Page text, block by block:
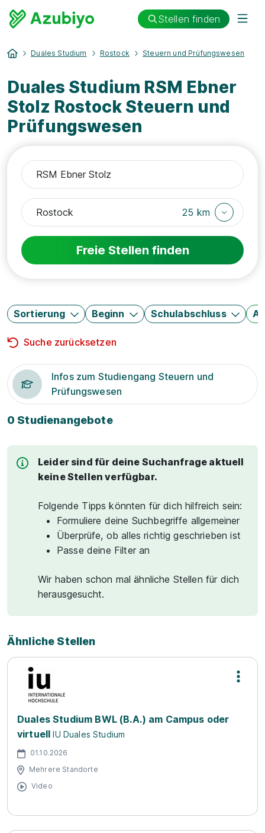
Stellen finden
Duales Studium Rostock Steuern und Prüfungswesen
Duales Studium RSM Ebner
Stolz Rostock Steuern und
Prüfungswesen
25 km
Freie Stellen finden
Sortierung Beginn Schulabschluss
Suche zurücksetzen
Infos zum Studiengang Steuern und
Prüfungswesen
0 Studienangebote
Leider sind für deine Suchanfrage aktuell
keine Stellen verfügbar.
Folgende Tipps könnten für dich hilfreich sein:
Formuliere deine Suchbegriffe allgemeiner
Überprüfe, ob alles richtig geschrieben ist
Passe deine Filter an
Wir haben schon mal ähnliche Stellen für dich
herausgesucht.
Ähnliche Stellen
Duales Studium BWL (B.A.) am Campus oder
virtuell IU Duales Studium
01.10.2026
Mehrere Standorte
Video